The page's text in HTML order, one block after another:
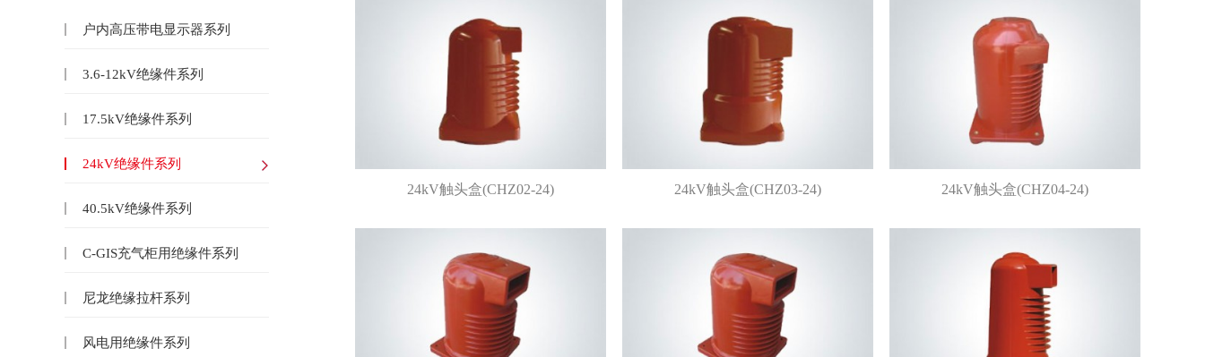
户内高压带电显示器系列
3.6-12kV绝缘件系列
17.5kV绝缘件系列
24kV绝缘件系列
40.5kV绝缘件系列
C-GIS充气柜用绝缘件系列
尼龙绝缘拉杆系列
风电用绝缘件系列
24kV触头盒(CHZ02-24) 24kV触头盒(CHZ03-24) 24kV触头盒(CHZ04-24)